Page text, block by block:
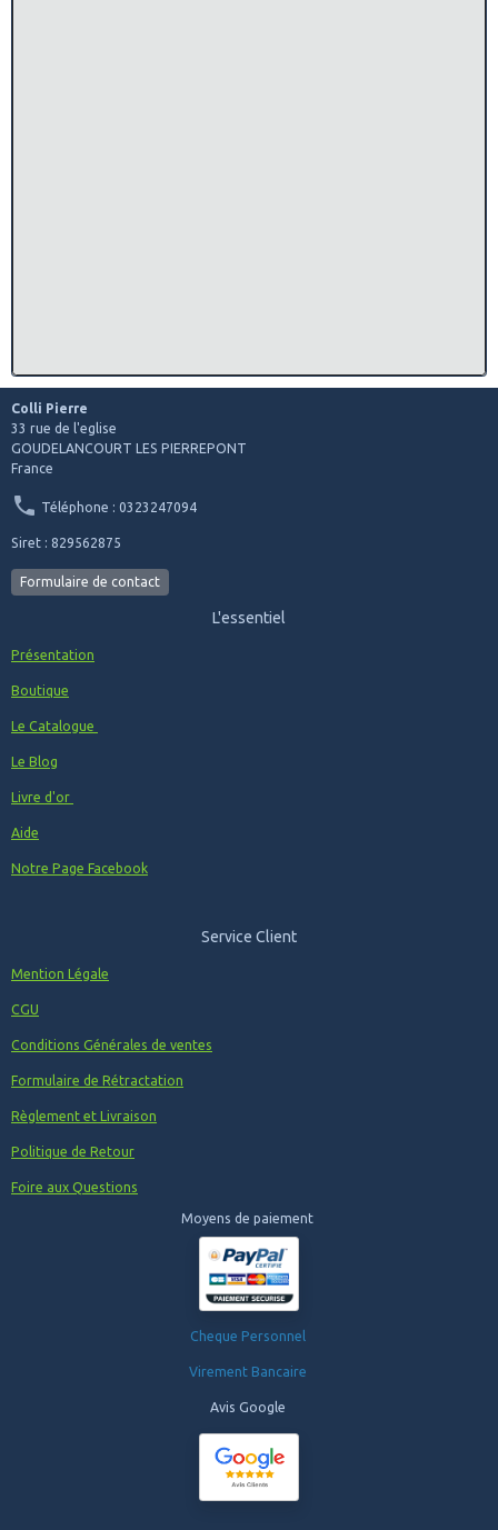
Colli Pierre
33 rue de l'eglise
GOUDELANCOURT LES PIERREPONT
France
Téléphone : 0323247094
Siret : 829562875
Formulaire de contact
L'essentiel
Présentation
Boutique
Le Catalogue
Le Blog
Livre d'or
Aide
Notre Page Facebook
Service Client
Mention Légale
CGU
Conditions Générales de ventes
Formulaire de Rétractation
Règlement et Livraison
Politique de Retour
Foire aux Questions
Moyens de paiement
Cheque Personnel
Virement Bancaire
Avis Google